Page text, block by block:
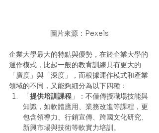
圖片來源：Pexels
企業大學最大的特點與優勢，在於企業大學的
運作模式，比起一般的教育訓練具有更大的
「廣度」與「深度」，而根據運作模式和產業
領域的不同，又能夠細分為以下四種：
「 提供培訓課程 」：不僅傳授職場技能與
知識，如軟體應用、業務改進等課程，更
包含領導力、行銷宣傳、跨國文化研究、
新興市場與技術等軟實力培訓。